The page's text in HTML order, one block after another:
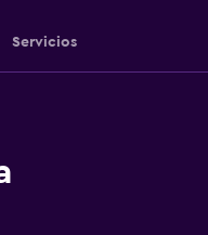
Servicios